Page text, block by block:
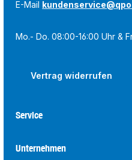
E-Mail
Mo.- Do. 08:00-16:00 Uhr &
Vertrag widerrufen
Service
Unternehmen